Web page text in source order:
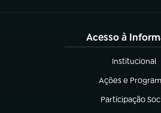
Acesso à
Institucional
(abre em
Ações e
(abre em nova
Participação
(abre em nova